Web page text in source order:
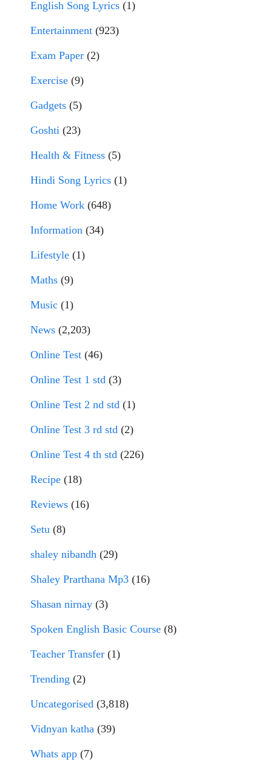
English Song Lyrics (1)
Entertainment (923)
Exam Paper (2)
Exercise (9)
Gadgets (5)
Goshti (23)
Health & Fitness (5)
Hindi Song Lyrics (1)
Home Work (648)
Information (34)
Lifestyle (1)
Maths (9)
Music (1)
News (2,203)
Online Test (46)
Online Test 1 std (3)
Online Test 2 nd std (1)
Online Test 3 rd std (2)
Online Test 4 th std (226)
Recipe (18)
Reviews (16)
Setu (8)
shaley nibandh (29)
Shaley Prarthana Mp3 (16)
Shasan nirnay (3)
Spoken English Basic Course (8)
Teacher Transfer (1)
Trending (2)
Uncategorised (3,818)
Vidnyan katha (39)
Whats app (7)